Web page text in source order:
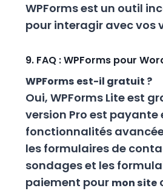
WPForms est un outil
pour interagir avec vos
9. FAQ : WPForms pour
WPForms est-il gratuit ?
Oui, WPForms Lite est
version Pro est payante
fonctionnalités
les formulaires de
sondages et les
paiement pour mon site